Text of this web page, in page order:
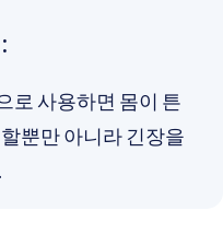
로 사용하면 몸이 튼
뿐만 아니라 긴장을